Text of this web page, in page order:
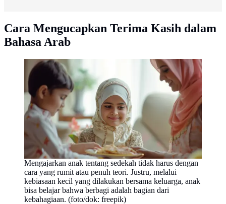
Cara Mengucapkan Terima Kasih dalam
Bahasa Arab
Mengajarkan anak tentang sedekah tidak harus dengan
cara yang rumit atau penuh teori. Justru, melalui
kebiasaan kecil yang dilakukan bersama keluarga, anak
bisa belajar bahwa berbagi adalah bagian dari
kebahagiaan. (foto/dok: freepik)